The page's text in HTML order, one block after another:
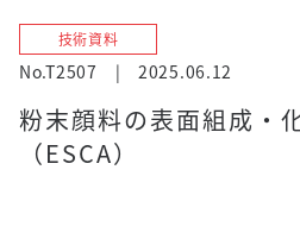
技術資料
No.T2507 | 2025.06.12
粉末顔料の表面組成・
（ESCA）